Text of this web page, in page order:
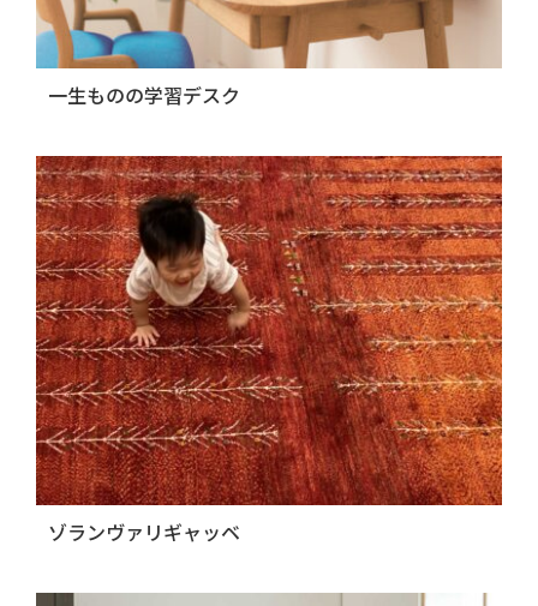
一生ものの学習デスク
ゾランヴァリギャッベ